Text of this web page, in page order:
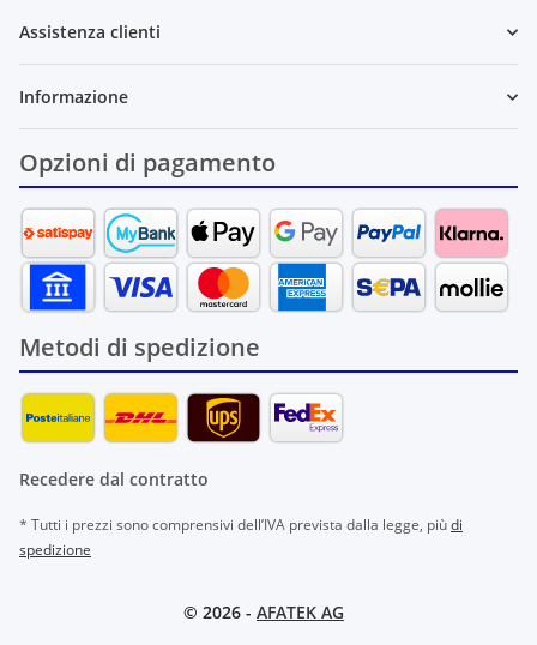
Assistenza clienti
Informazione
Opzioni di pagamento
Metodi di spedizione
Recedere dal contratto
* Tutti i prezzi sono comprensivi dell’IVA prevista dalla legge, piùdi
spedizione
© 2026 - AFATEK AG